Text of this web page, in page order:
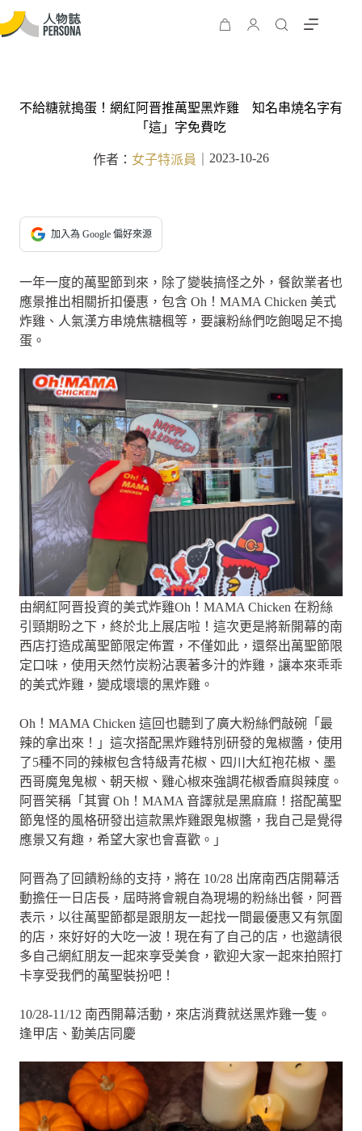
不給糖就搗蛋！網紅阿晋推萬聖黑炸雞 知名串燒名字有
「這」字免費吃
作者： 女子特派員 2023-10-26
加入為 Google 偏好來源
一年一度的萬聖節到來，除了變裝搞怪之外，餐飲業者也
應景推出相關折扣優惠，包含 Oh！MAMA Chicken 美式
炸雞、人氣漢方串燒焦糖楓等，要讓粉絲們吃飽喝足不搗
蛋。
由網紅阿晋投資的美式炸雞Oh！MAMA Chicken 在粉絲
引頸期盼之下，終於北上展店啦！這次更是將新開幕的南
西店打造成萬聖節限定佈置，不僅如此，還祭出萬聖節限
定口味，使用天然竹炭粉沾裹著多汁的炸雞，讓本來乖乖
的美式炸雞，變成壞壞的黑炸雞。
Oh！MAMA Chicken 這回也聽到了廣大粉絲們敲碗「最
辣的拿出來！」這次搭配黑炸雞特別研發的鬼椒醬，使用
了5種不同的辣椒包含特級青花椒、四川大紅袍花椒、墨
西哥魔鬼鬼椒、朝天椒、雞心椒來強調花椒香麻與辣度。
阿晋笑稱「其實 Oh！MAMA 音譯就是黑麻麻！搭配萬聖
節鬼怪的風格研發出這款黑炸雞跟鬼椒醬，我自己是覺得
應景又有趣，希望大家也會喜歡。」
阿晋為了回饋粉絲的支持，將在 10/28 出席南西店開幕活
動擔任一日店長，屆時將會親自為現場的粉絲出餐，阿晋
表示，以往萬聖節都是跟朋友一起找一間最優惠又有氛圍
的店，來好好的大吃一波！現在有了自己的店，也邀請很
多自己網紅朋友一起來享受美食，歡迎大家一起來拍照打
卡享受我們的萬聖裝扮吧！
10/28-11/12 南西開幕活動，來店消費就送黑炸雞一隻。
逢甲店、勤美店同慶